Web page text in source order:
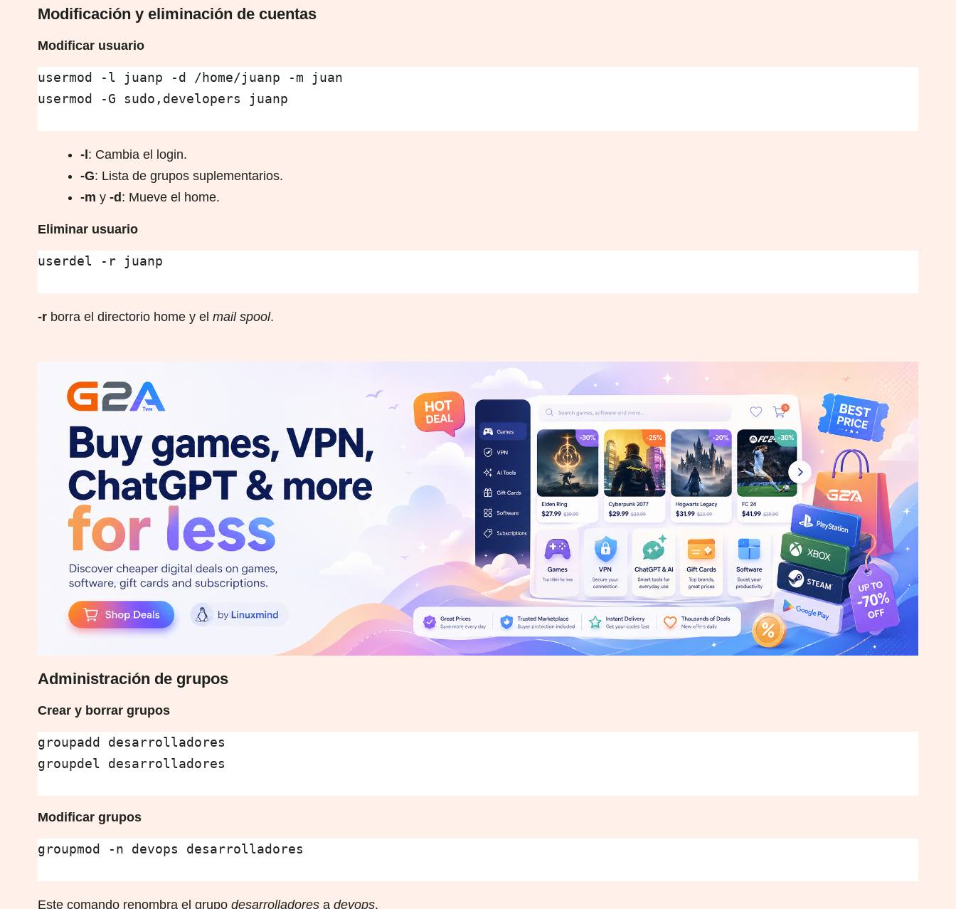
Modificación y eliminación de cuentas
Modificar usuario
usermod -l juanp -d /home/juanp -m juan
usermod -G sudo,developers juanp
-l: Cambia el login.
-G: Lista de grupos suplementarios.
-m y -d: Mueve el home.
Eliminar usuario
userdel -r juanp
-rborra el directorio home y el mail spool.
Administración de grupos
Crear y borrar grupos
groupadd desarrolladores
groupdel desarrolladores
Modificar grupos
groupmod -n devops desarrolladores
Este comando renombra el grupo desarrolladoresa devops.